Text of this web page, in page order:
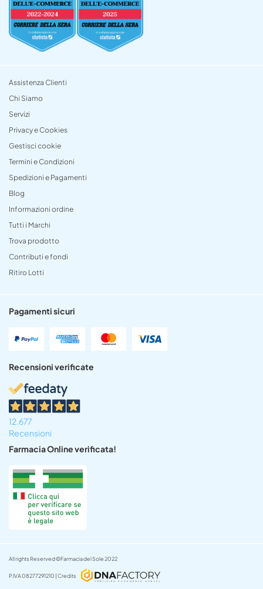
Assistenza Clienti
Chi Siamo
Servizi
Privacy e Cookies
Gestisci cookie
Termini e Condizioni
Spedizioni e Pagamenti
Blog
Informazioni ordine
Tutti i Marchi
Trova prodotto
Contributi e fondi
Ritiro Lotti
Pagamenti sicuri
Recensioni verificate
12.677
Recensioni
Farmacia Online verificata!
All rights Reserved ©Farmacia del Sole 2022
P.IVA 08277291210 | Credits